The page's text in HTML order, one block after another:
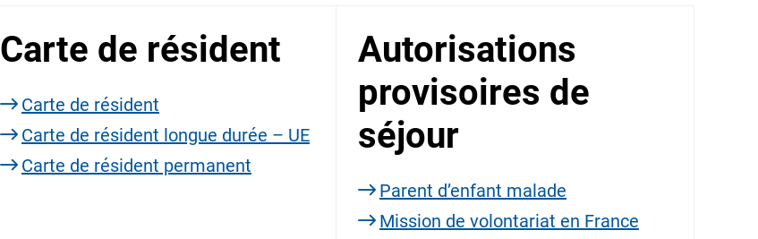
Carte de résident
Carte de résident
Carte de résident longue durée – UE
Carte de résident permanent
Autorisations
provisoires de
séjour
Parent d’enfant malade
Mission de volontariat en France